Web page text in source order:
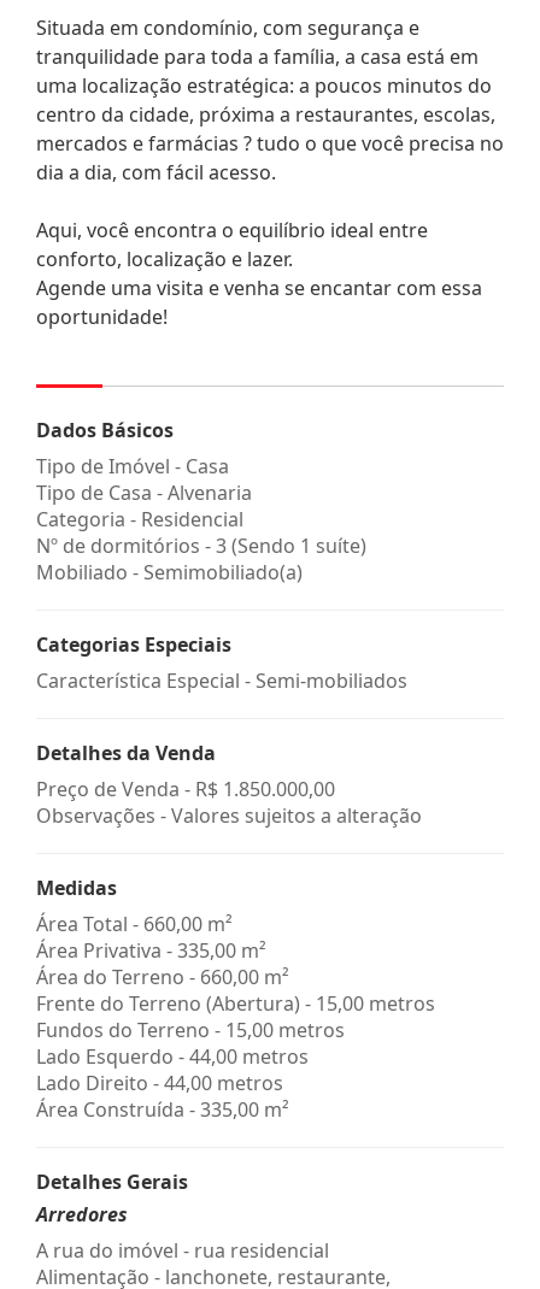
Situada em condomínio, com segurança e
tranquilidade para toda a família, a casa está em
uma localização estratégica: a poucos minutos do
centro da cidade, próxima a restaurantes, escolas,
mercados e farmácias ? tudo o que você precisa no
dia a dia, com fácil acesso.
Aqui, você encontra o equilíbrio ideal entre
conforto, localização e lazer.
Agende uma visita e venha se encantar com essa
oportunidade!
Dados Básicos
Tipo de Imóvel - Casa
Tipo de Casa - Alvenaria
Categoria - Residencial
Nº de dormitórios - 3 (Sendo 1 suíte)
Mobiliado - Semimobiliado(a)
Categorias Especiais
Característica Especial - Semi-mobiliados
Detalhes da Venda
Preço de Venda - R$ 1.850.000,00
Observações - Valores sujeitos a alteração
Medidas
Área Total - 660,00 m²
Área Privativa - 335,00 m²
Área do Terreno - 660,00 m²
Frente do Terreno (Abertura) - 15,00 metros
Fundos do Terreno - 15,00 metros
Lado Esquerdo - 44,00 metros
Lado Direito - 44,00 metros
Área Construída - 335,00 m²
Detalhes Gerais
Arredores
A rua do imóvel - rua residencial
Alimentação - lanchonete, restaurante,